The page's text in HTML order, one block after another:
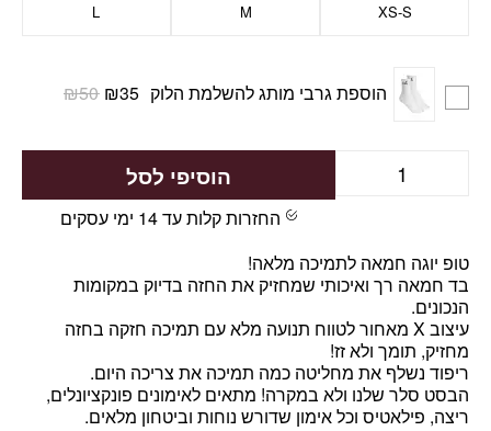
טופ יוגה חמאה לתמיכה מלאה!
בד חמאה רך ואיכותי שמחזיק את החזה בדיוק במקומות
הנכונים.
עיצוב X מאחור לטווח תנועה מלא עם תמיכה חזקה בחזה
מחזיק, תומך ולא זז!
ריפוד נשלף את מחליטה כמה תמיכה את צריכה היום.
הבסט סלרשלנו ולא במקרה! מתאים לאימונים פונקציונלים,
ריצה, פילאטיס וכל אימון שדורש נוחות וביטחון מלאים.
XS-S
M
L
הוספת גרבי מותג להשלמת הלוק ₪50 ₪35
הוסיפי לסל
החזרות קלות עד 14 ימי עסקים